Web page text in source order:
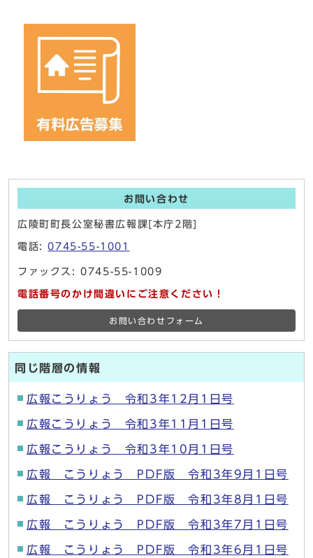
お問い合わせ
広陵町町長公室秘書広報課[本庁2階]
電話:0745-55-1001
ファックス: 0745-55-1009
電話番号のかけ間違いにご注意ください！
お問い合わせフォーム
同じ階層の情報
広報こうりょう 令和3年12月1日号
広報こうりょう 令和3年11月1日号
広報こうりょう 令和3年10月1日号
広報 こうりょう PDF版 令和3年9月1日号
広報 こうりょう PDF版 令和3年8月1日号
広報 こうりょう PDF版 令和3年7月1日号
広報 こうりょう PDF版 令和3年6月1日号